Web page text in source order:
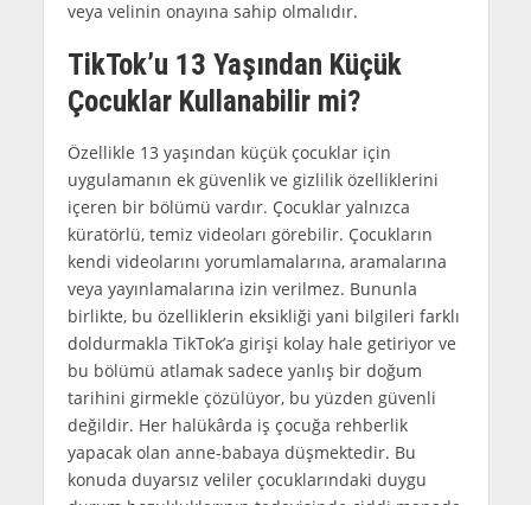
veya velinin onayına sahip olmalıdır.
TikTok’u 13 Yaşından Küçük
Çocuklar Kullanabilir mi?
Özellikle 13 yaşından küçük çocuklar için
uygulamanın ek güvenlik ve gizlilik özelliklerini
içeren bir bölümü vardır. Çocuklar yalnızca
küratörlü, temiz videoları görebilir. Çocukların
kendi videolarını yorumlamalarına, aramalarına
veya yayınlamalarına izin verilmez. Bununla
birlikte, bu özelliklerin eksikliği yani bilgileri farklı
doldurmakla TikTok’a girişi kolay hale getiriyor ve
bu bölümü atlamak sadece yanlış bir doğum
tarihini girmekle çözülüyor, bu yüzden güvenli
değildir. Her halükârda iş çocuğa rehberlik
yapacak olan anne-babaya düşmektedir. Bu
konuda duyarsız veliler çocuklarındaki duygu